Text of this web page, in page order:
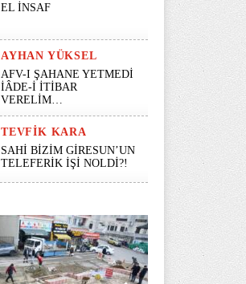
EL İNSAF
AYHAN YÜKSEL
AFV-I ŞAHANE YETMEDİ
İÂDE-İ İTİBAR
VERELİM…
TEVFIK KARA
SAHİ BİZİM GİRESUN’UN
TELEFERİK İŞİ NOLDİ?!